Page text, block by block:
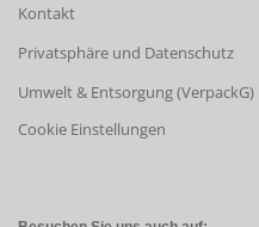
Kontakt
Privatsphäre und Datenschutz
Umwelt & Entsorgung (VerpackG)
Cookie Einstellungen